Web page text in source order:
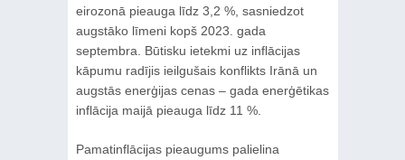
eirozonā pieauga līdz 3,2 %, sasniedzot
augstāko līmeni kopš 2023. gada
septembra. Būtisku ietekmi uz inflācijas
kāpumu radījis ieilgušais konflikts Irānā un
augstās enerģijas cenas – gada enerģētikas
inflācija maijā pieauga līdz 11 %.
Pamatinflācijas pieaugums palielina